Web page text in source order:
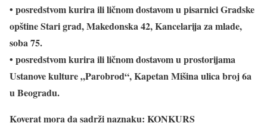
• posredstvom kurira ili ličnom dostavom u pisarnici Gradske
opštine Stari grad, Makedonska 42, Kancelarija za mlade,
soba 75.
• posredstvom kurira ili ličnom dostavom u prostorijama
Ustanove kulture „Parobrod“, Kapetan Mišina ulica broj 6a
u Beogradu.
Koverat mora da sadrži naznaku: KONKURS